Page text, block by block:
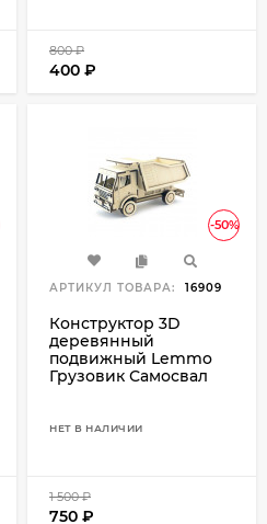
800₽
400 ₽
-50%
АРТИКУЛ ТОВАРА: 16909
Конструктор 3D
деревянный
подвижный Lemmo
Грузовик Самосвал
НЕТ В НАЛИЧИИ
1 500₽
750 ₽